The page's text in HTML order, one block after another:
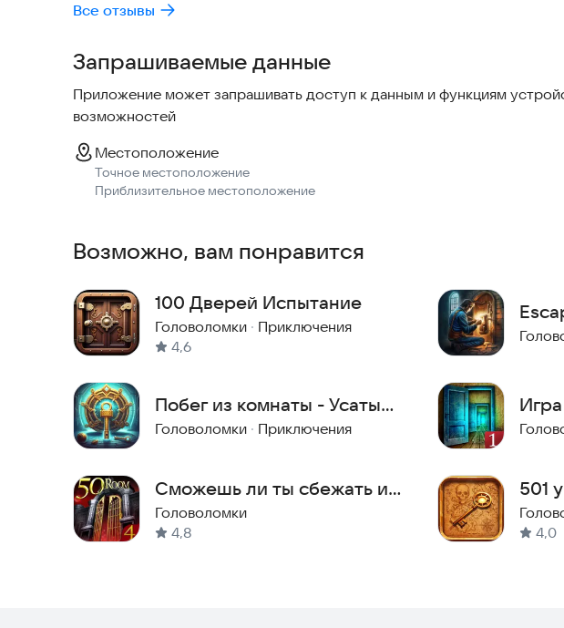
Все отзывы
Запрашиваемые данные
Приложение может запрашивать доступ к данным и функциям
возможностей
Местоположение
Точное местоположение
Приблизительное местоположение
Возможно, вам понравится
100 Дверей Испытание
Головоломки · Приключения
4,6
Побег из комнаты - Усатый
король
Головоломки · Приключения
Сможешь ли ты сбежать из
100 комнат?
Головоломки
4,8
501
4,0